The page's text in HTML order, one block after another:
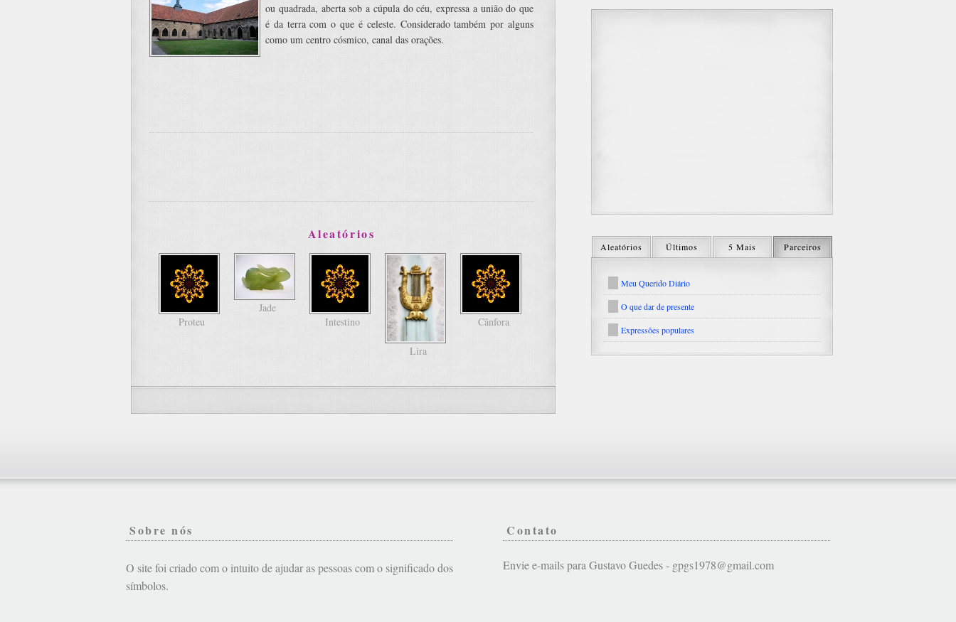
ou quadrada, aberta sob a cúpula do céu, expressa a união do que
é da terra com o que é celeste. Considerado também por alguns
como um centro cósmico, canal das orações.
Aleatórios
Proteu
Jade
Intestino
Lira
Cânfora
Aleatórios Últimos 5 Mais Parceiros
Meu Querido Diário
O que dar de presente
Expressões populares
Sobre nós
O site foi criado com o intuito de ajudar as pessoas com o significado dos
símbolos.
Contato
Envie e-mails para Gustavo Guedes - gpgs1978@gmail.com